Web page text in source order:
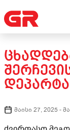
მაისი 27, 2025 -